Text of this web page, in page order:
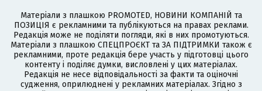
Матеріали з плашкою PROMOTED, НОВИНИ КОМПАНІЙ та
ПОЗИЦІЯ є рекламними та публікуються на правах реклами.
Редакція може не поділяти погляди, які в них промотуються.
Матеріали з плашкою СПЕЦПРОЄКТ та ЗА ПІДТРИМКИ також є
рекламними, проте редакція бере участь у підготовці цього
контенту і поділяє думки, висловлені у цих матеріалах.
Редакція не несе відповідальності за факти та оціночні
судження, оприлюднені у рекламних матеріалах. Згідно з